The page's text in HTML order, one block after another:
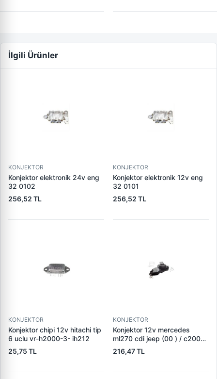
İlgili Ürünler
KONJEKTOR
Konjektor elektronik 24v eng
32 0102
256,52 TL
KONJEKTOR
Konjektor elektronik 12v eng
32 0101
256,52 TL
KONJEKTOR
Konjektor chipi 12v hitachi tip
6 uclu vr-h2000-3- ih212
25,75 TL
KONJEKTOR
Konjektor 12v mercedes
ml270 cdi jeep (00 ) / c200
c220cdi (su sogutmali alt,)
(vr b257) 235528
216,47 TL